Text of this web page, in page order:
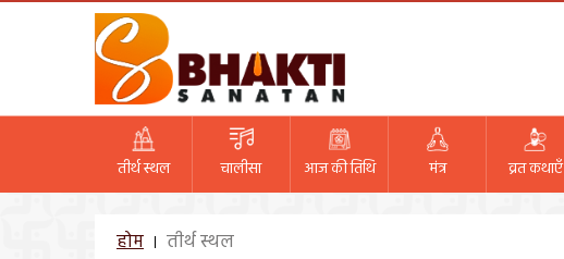
तीर्थ स्थल चालीसा आज की तिथि मंत्र व्रत कथाएँ
होम तीर्थ स्थल